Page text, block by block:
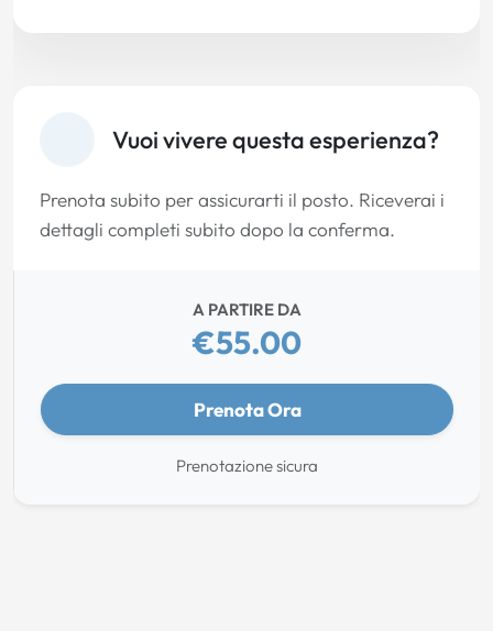
Vuoi vivere questa esperienza?
Prenota subito per assicurarti il posto. Riceverai i
dettagli completi subito dopo la conferma.
A PARTIRE DA
€55.00
Prenota Ora
Prenotazione sicura